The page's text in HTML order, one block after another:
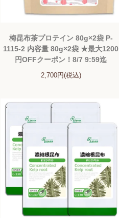
梅昆布茶プロテイン 80g×2袋 P-
1115-2 内容量 80g×2袋 ★最大1200
円OFFクーポン！8/7 9:59迄
2,700円(税込)